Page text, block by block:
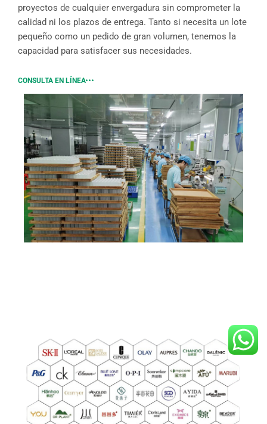
proyectos de cualquier envergadura sin comprometer la
calidad ni los plazos de entrega. Tanto si necesita un lote
pequeño como un pedido de gran volumen, tenemos la
capacidad para satisfacer sus necesidades.
CONSULTA EN LÍNEA